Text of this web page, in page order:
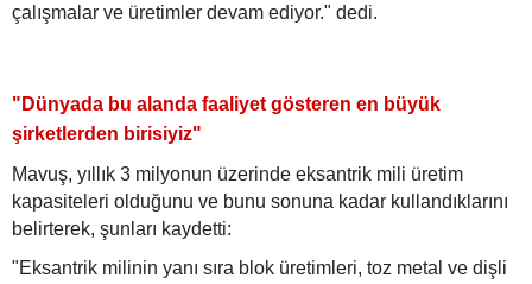
çalışmalar ve üretimler devam ediyor." dedi.
"Dünyada bu alanda faaliyet gösteren en büyük
şirketlerden birisiyiz"
Mavuş, yıllık 3 milyonun üzerinde eksantrik mili üretim
kapasiteleri olduğunu ve bunu sonuna kadar kullandıklarını
belirterek, şunları kaydetti:
"Eksantrik milinin yanı sıra blok üretimleri, toz metal ve dişli